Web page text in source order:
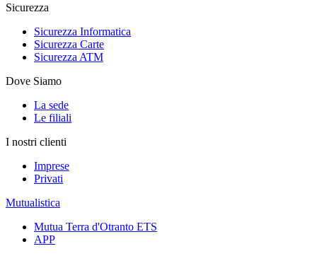
Sicurezza
Sicurezza Informatica
Sicurezza Carte
Sicurezza ATM
Dove Siamo
La sede
Le filiali
I nostri clienti
Imprese
Privati
Mutualistica
Mutua Terra d'Otranto ETS
APP